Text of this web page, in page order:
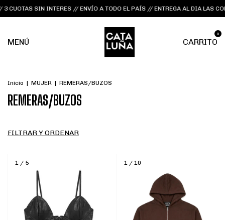
SIN INTERES // ENVÍO A TODO EL PAÍS // ENTREGA AL DIA LAS
MENÚ CARRITO
0
Inicio | MUJER | REMERAS/BUZOS
REMERAS/BUZOS
FILTRAR Y ORDENAR
1 / 5 1/ 10